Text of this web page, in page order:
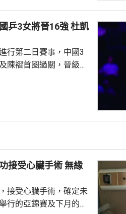
華射入世界波，令賽事
氣。有台灣初中生特意
斯，...
乒3女將晉16強 杜凱
行第二日賽事，中國3
陳褶首圈過關，晉級女
王藝迪對戰
逆轉，...
受心臟手術 無緣
接受心臟手術，確定未
行的亞錦賽及下月的名